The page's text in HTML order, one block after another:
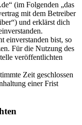
(im Folgenden „das
mit dem Betreiber
und erklärst dich
einverstanden bist, so
Für die Nutzung des
veröffentlichten
Zeit geschlossen
einer Frist